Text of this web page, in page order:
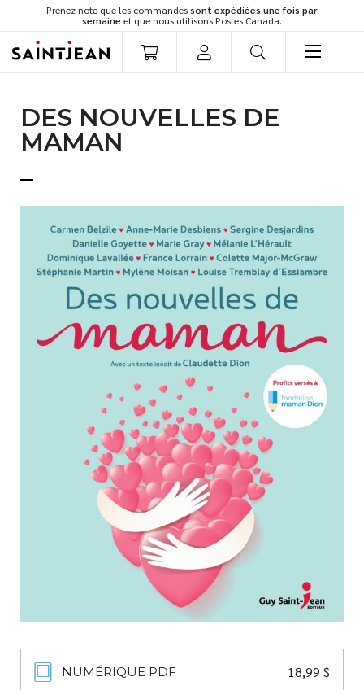
Prenez note que les commandessont expédiées une fois par
semaine et que nous utilisons Postes Canada.
Romans
Cuisine
Culture générale
Témoignages
Finances
Livres audio
Meilleurs vendeurs
Page vedette
DES NOUVELLES DE
MAMAN
NUMÉRIQUE PDF 18,99 $